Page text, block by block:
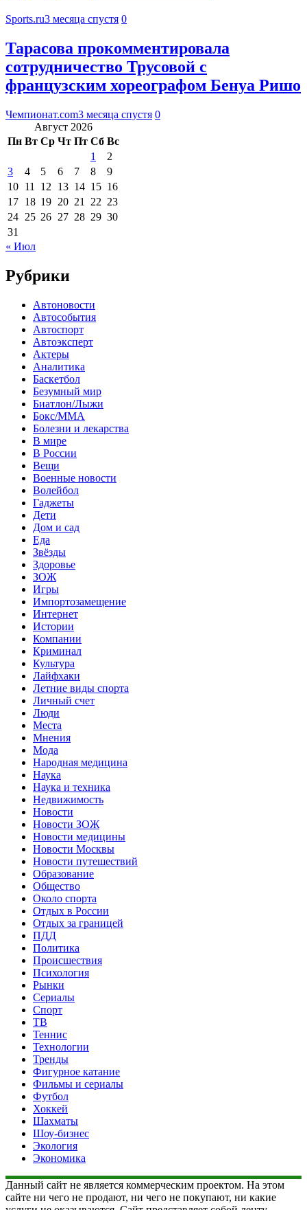
Sports.ru3 месяца спустя 0
Тарасова прокомментировала
сотрудничество Трусовой с
французским хореографом Бенуа Ришо
Чемпионат.com3 месяца спустя 0
Август 2026
Пн Вт Ср Чт Пт Сб Вс
1
2
3
4 5 6 7 8
9
10 11 12 13 14 15 16
17 18 19 20 21 22 23
24 25 26 27 28 29 30
31
« Июл
Рубрики
Автоновости
Автособытия
Автоспорт
Автоэксперт
Актеры
Аналитика
Баскетбол
Безумный мир
Биатлон/Лыжи
Бокс/MMA
Болезни и лекарства
В мире
В России
Вещи
Военные новости
Волейбол
Гаджеты
Дети
Дом и сад
Еда
Звёзды
Здоровье
ЗОЖ
Игры
Импортозамещение
Интернет
Истории
Компании
Криминал
Культура
Лайфхаки
Летние виды спорта
Личный счет
Люди
Места
Мнения
Мода
Народная медицина
Наука
Наука и техника
Недвижимость
Новости
Новости ЗОЖ
Новости медицины
Новости Москвы
Новости путешествий
Образование
Общество
Около спорта
Отдых в России
Отдых за границей
ПДД
Политика
Происшествия
Психология
Рынки
Сериалы
Спорт
ТВ
Теннис
Технологии
Тренды
Фигурное катание
Фильмы и сериалы
Футбол
Хоккей
Шахматы
Шоу-бизнес
Экология
Экономика
Данный сайт не является коммерческим проектом. На этом
сайте ни чего не продают, ни чего не покупают, ни какие